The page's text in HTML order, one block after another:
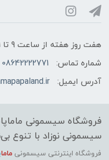
هفت روز هفته از ساعت 9 تا 21 پاسخگوی شما هستیم
شماره تماس:
08642222771
آدرس ایمیل:
فروشگاه سیسمونی
سیسمونی نوزاد با تنوع
فروشگاه اینترنتی سیسمونی ماما